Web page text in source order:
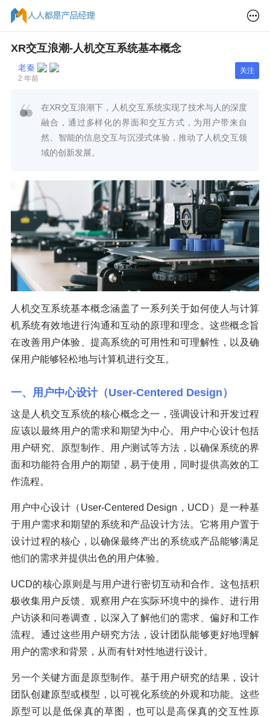
XR交互浪潮-人机交互系统基本概念
老秦
2 年前
关注
在XR交互浪潮下，人机交互系统实现了技术与人的深度
融合，通过多样化的界面和交互方式，为用户带来自
然、智能的信息交互与沉浸式体验，推动了人机交互领
域的创新发展。
人机交互系统基本概念涵盖了一系列关于如何使人与计算
机系统有效地进行沟通和互动的原理和理念。这些概念旨
在改善用户体验、提高系统的可用性和可理解性，以及确
保用户能够轻松地与计算机进行交互。
一、用户中心设计（User-Centered Design）
这是人机交互系统的核心概念之一，强调设计和开发过程
应该以最终用户的需求和期望为中心。用户中心设计包括
用户研究、原型制作、用户测试等方法，以确保系统的界
面和功能符合用户的期望，易于使用，同时提供高效的工
作流程。
用户中心设计（User-Centered Design，UCD）是一种基
于用户需求和期望的系统和产品设计方法。它将用户置于
设计过程的核心，以确保最终产出的系统或产品能够满足
他们的需求并提供出色的用户体验。
UCD的核心原则是与用户进行密切互动和合作。这包括积
极收集用户反馈、观察用户在实际环境中的操作、进行用
户访谈和问卷调查，以深入了解他们的需求、偏好和工作
流程。通过这些用户研究方法，设计团队能够更好地理解
用户的需求和背景，从而有针对性地进行设计。
另一个关键方面是原型制作。基于用户研究的结果，设计
团队创建原型或模型，以可视化系统的外观和功能。这些
原型可以是低保真的草图，也可以是高保真的交互性原